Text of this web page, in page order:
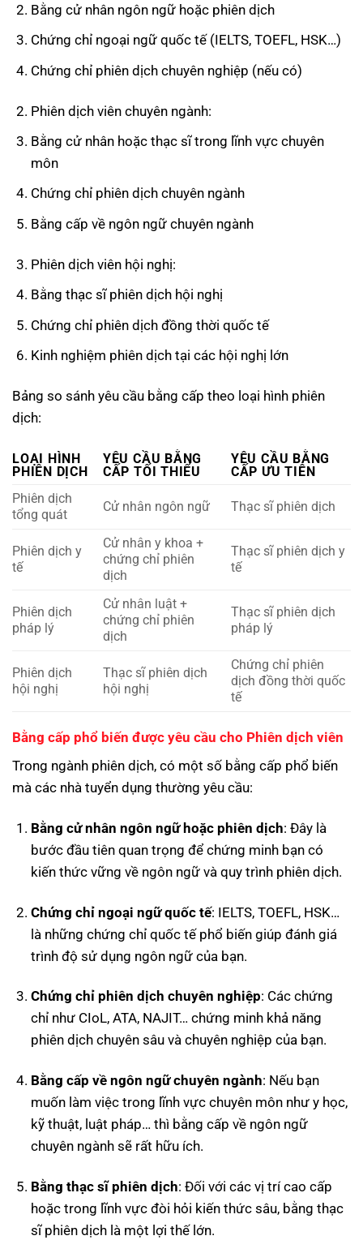
Bằng cử nhân ngôn ngữ hoặc phiên dịch
Chứng chỉ ngoại ngữ quốc tế (IELTS, TOEFL, HSK…)
Chứng chỉ phiên dịch chuyên nghiệp (nếu có)
Phiên dịch viên chuyên ngành:
Bằng cử nhân hoặc thạc sĩ trong lĩnh vực chuyên
môn
Chứng chỉ phiên dịch chuyên ngành
Bằng cấp về ngôn ngữ chuyên ngành
Phiên dịch viên hội nghị:
Bằng thạc sĩ phiên dịch hội nghị
Chứng chỉ phiên dịch đồng thời quốc tế
Kinh nghiệm phiên dịch tại các hội nghị lớn
Bảng so sánh yêu cầu bằng cấp theo loại hình phiên
dịch:
LOẠI HÌNH
PHIÊN DỊCH
YÊU CẦU BẰNG
CẤP TỐI THIỂU
YÊU CẦU BẰNG
CẤP ƯU TIÊN
Phiên dịch
tổng quát
Cử nhân ngôn ngữ Thạc sĩ phiên dịch
Phiên dịch y
tế
Cử nhân y khoa +
chứng chỉ phiên
dịch
Thạc sĩ phiên dịch y
tế
Phiên dịch
pháp lý
Cử nhân luật +
chứng chỉ phiên
dịch
Thạc sĩ phiên dịch
pháp lý
Phiên dịch
hội nghị
Thạc sĩ phiên dịch
hội nghị
Chứng chỉ phiên
dịch đồng thời quốc
tế
Bằng cấp phổ biến được yêu cầu cho Phiên dịch viên
Trong ngành phiên dịch, có một số bằng cấp phổ biến
mà các nhà tuyển dụng thường yêu cầu:
Bằng cử nhân ngôn ngữ hoặc phiên dịch: Đây là
bước đầu tiên quan trọng để chứng minh bạn có
kiến thức vững về ngôn ngữ và quy trình phiên dịch.
Chứng chỉ ngoại ngữ quốc tế: IELTS, TOEFL, HSK…
là những chứng chỉ quốc tế phổ biến giúp đánh giá
trình độ sử dụng ngôn ngữ của bạn.
Chứng chỉ phiên dịch chuyên nghiệp: Các chứng
chỉ như CIoL, ATA, NAJIT… chứng minh khả năng
phiên dịch chuyên sâu và chuyên nghiệp của bạn.
Bằng cấp về ngôn ngữ chuyên ngành: Nếu bạn
muốn làm việc trong lĩnh vực chuyên môn như y học,
kỹ thuật, luật pháp… thì bằng cấp về ngôn ngữ
chuyên ngành sẽ rất hữu ích.
Bằng thạc sĩ phiên dịch: Đối với các vị trí cao cấp
hoặc trong lĩnh vực đòi hỏi kiến thức sâu, bằng thạc
sĩ phiên dịch là một lợi thế lớn.